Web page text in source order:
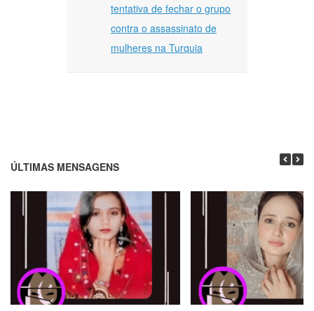
tentativa de fechar o grupo
contra o assassinato de
mulheres na Turquia
ÚLTIMAS MENSAGENS